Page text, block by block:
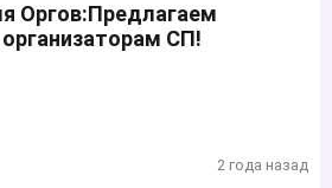
Оргов:Предлагаем
СП!
2 года назад